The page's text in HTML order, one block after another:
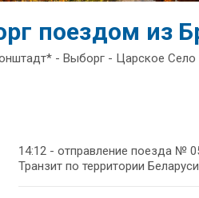
поездом из
- Выборг - Царское
14:12 - отправление поезда №
Транзит по территории